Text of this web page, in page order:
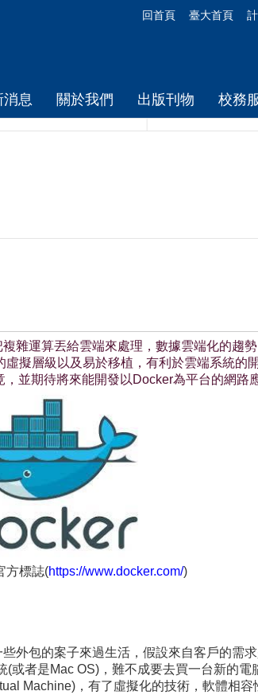
回首頁 臺大首頁
消息 關於我們 出版刊物 校務
雜運算丟給雲端來處理，數據雲端化的趨
擬層級以及易於移植，有利於雲端系統的
並期待將來能開發以Docker為平台的網路
方標誌(https://www.docker.com/)
外包的案子來過生活，假設來自客戶的需
者是Mac OS)，難不成要去買一台新的
Machine)，有了虛擬化的技術，軟體相容